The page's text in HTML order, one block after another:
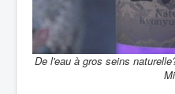
De l'eau à gros seins